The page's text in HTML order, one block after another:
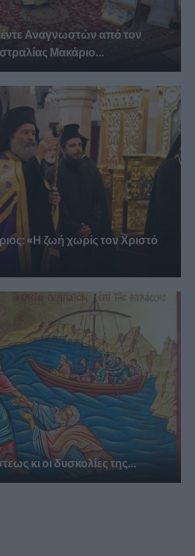
Αναγνωστών από τον
Μακάριο...
«Η ζωή χωρίς τον Χριστό
κι οι δυσκολίες της...